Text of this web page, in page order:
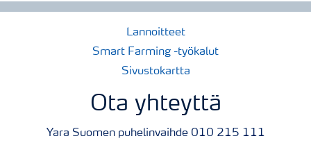
Lannoitteet
Smart Farming -työkalut
Sivustokartta
Ota yhteyttä
Yara Suomen puhelinvaihde 010 215 111